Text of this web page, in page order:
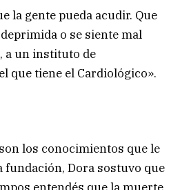
la gente pueda acudir. Que
o se siente mal
a un instituto de
que tiene el Cardiológico».
los conocimientos que le
fundación, Dora sostuvo que